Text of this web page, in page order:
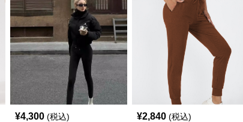
¥4,300 (税込) ¥2,840 (税込)